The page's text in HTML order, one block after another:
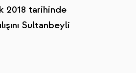
2018 tarihinde
Sultanbeyli